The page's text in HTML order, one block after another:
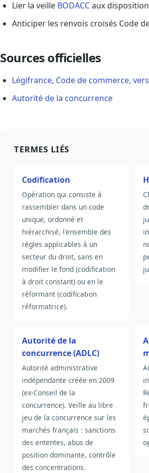
Lier la veille BODACCaux
Anticiper les renvois croisés Code
Sources officielles
Légifrance, Code de commerce,
Autorité de la concurrence
TERMES LIÉS
Codification
Opération qui consiste à
rassembler dans un code
unique, ordonné et
hiérarchisé, l'ensemble des
règles applicables à un
secteur du droit, sans en
modifier le fond (codification
à droit constant) ou en le
réformant (codification
réformatrice).
Autorité de la
concurrence (ADLC)
Autorité administrative
indépendante créée en 2009
(ex-Conseil de la
concurrence). Veille au libre
jeu de la concurrence sur les
marchés français : sanctions
des ententes, abus de
position dominante, contrôle
des concentrations.